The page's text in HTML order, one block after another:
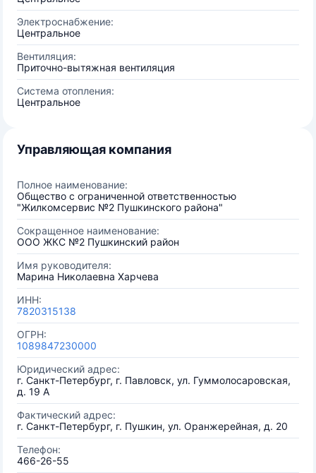
Электроснабжение:
Центральное
Вентиляция:
Приточно-вытяжная вентиляция
Система отопления:
Центральное
Управляющая компания
Полное наименование:
Общество с ограниченной ответственностью
"Жилкомсервис №2 Пушкинского района"
Сокращенное наименование:
ООО ЖКС №2 Пушкинский район
Имя руководителя:
Марина Николаевна Харчева
ИНН:
7820315138
ОГРН:
1089847230000
Юридический адрес:
г. Санкт-Петербург, г. Павловск, ул. Гуммолосаровская,
д. 19 А
Фактический адрес:
г. Санкт-Петербург, г. Пушкин, ул. Оранжерейная, д. 20
Телефон:
466-26-55